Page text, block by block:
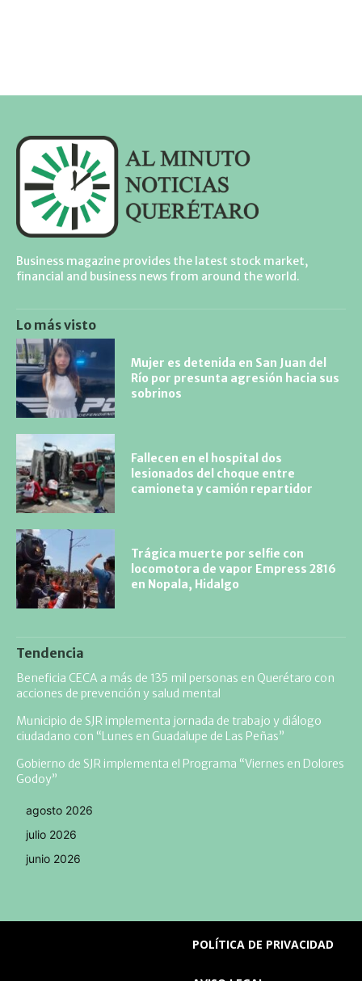
Business magazine provides the latest stock market,
financial and business news from around the world.
Lo más visto
Mujer es detenida en San Juan del
Río por presunta agresión hacia sus
sobrinos
Fallecen en el hospital dos
lesionados del choque entre
camioneta y camión repartidor
Trágica muerte por selfie con
locomotora de vapor Empress 2816
en Nopala, Hidalgo
Tendencia
Beneficia CECA a más de 135 mil personas en Querétaro con
acciones de prevención y salud mental
Municipio de SJR implementa jornada de trabajo y diálogo
ciudadano con “Lunes en Guadalupe de Las Peñas”
Gobierno de SJR implementa el Programa “Viernes en Dolores
Godoy”
agosto 2026
julio 2026
junio 2026
POLÍTICA DE PRIVACIDAD